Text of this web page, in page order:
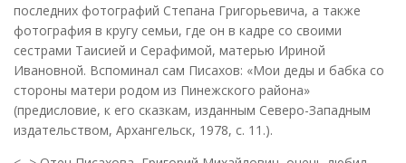
последних фотографий Степана Григорьевича, а также
фотография в кругу семьи, где он в кадре со своими
сестрами Таисией и Серафимой, матерью Ириной
Ивановной. Вспоминал сам Писахов: «Мои деды и бабка со
стороны матери родом из Пинежского района»
(предисловие, к его сказкам, изданным Северо-Западным
издательством, Архангельск, 1978, с. 11.).